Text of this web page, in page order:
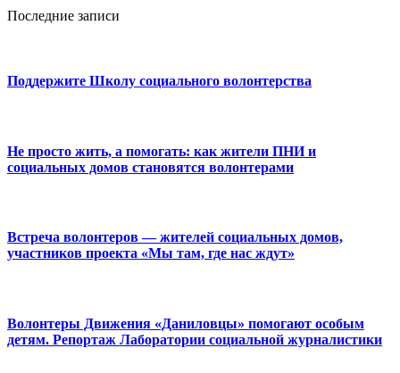
Последние записи
Поддержите Школу социального волонтерства
Не просто жить, а помогать: как жители ПНИ и
социальных домов становятся волонтерами
Встреча волонтеров — жителей социальных домов,
участников проекта «Мы там, где нас ждут»
Волонтеры Движения «Даниловцы» помогают особым
детям. Репортаж Лаборатории социальной журналистики